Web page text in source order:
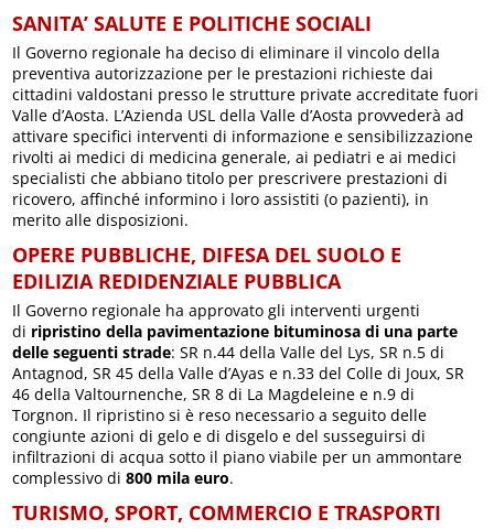
SANITA’ SALUTE E POLITICHE SOCIALI
Il Governo regionale ha deciso di eliminare il vincolo della
preventiva autorizzazione per le prestazioni richieste dai
cittadini valdostani presso le strutture private accreditate fuori
Valle d’Aosta. L’Azienda USL della Valle d’Aosta provvederà ad
attivare specifici interventi di informazione e sensibilizzazione
rivolti ai medici di medicina generale, ai pediatri e ai medici
specialisti che abbiano titolo per prescrivere prestazioni di
ricovero, affinché informino i loro assistiti (o pazienti), in
merito alle disposizioni.
OPERE PUBBLICHE, DIFESA DEL SUOLO E
EDILIZIA REDIDENZIALE PUBBLICA
Il Governo regionale ha approvato gli interventi urgenti
di ripristino della pavimentazione bituminosa di una parte
delle seguenti strade: SR n.44 della Valle del Lys, SR n.5 di
Antagnod, SR 45 della Valle d’Ayas e n.33 del Colle di Joux, SR
46 della Valtournenche, SR 8 di La Magdeleine e n.9 di
Torgnon. Il ripristino si è reso necessario a seguito delle
congiunte azioni di gelo e di disgelo e del susseguirsi di
infiltrazioni di acqua sotto il piano viabile per un ammontare
complessivo di800 mila euro.
TURISMO, SPORT, COMMERCIO E TRASPORTI